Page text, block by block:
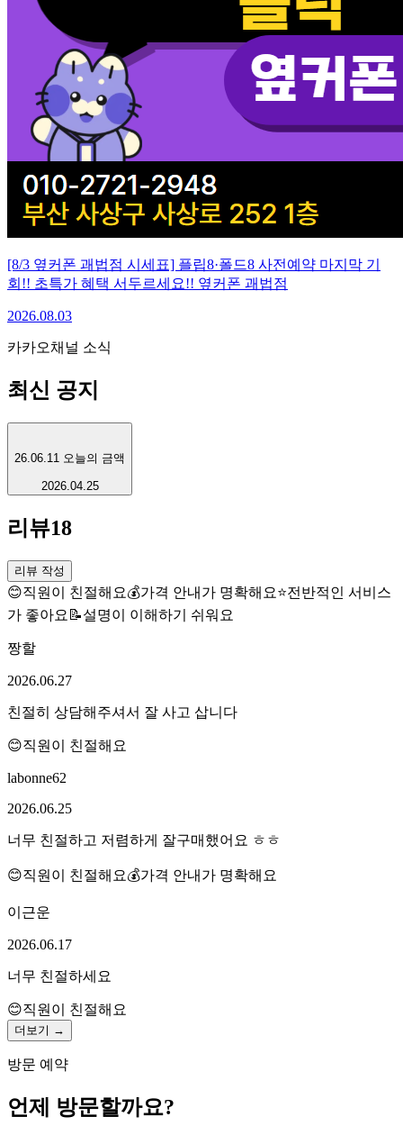
[8/3 옆커폰 괘법점 시세표] 플립8·폴드8 사전예약 마지막 기
회!! 초특가 혜택 서두르세요!! 옆커폰 괘법점
2026.08.03
카카오채널 소식
최신 공지
26.06.11 오늘의 금액
2026.04.25
리뷰18
리뷰 작성
😊직원이 친절해요💰가격 안내가 명확해요⭐전반적인 서비스
가 좋아요 📝설명이 이해하기 쉬워요
짱할
2026.06.27
친절히 상담해주셔서 잘 사고 삽니다
😊직원이 친절해요
labonne62
2026.06.25
너무 친절하고 저렴하게 잘구매했어요 ㅎㅎ
😊직원이 친절해요💰가격 안내가 명확해요
이근운
2026.06.17
너무 친절하세요
😊직원이 친절해요
더보기 →
방문 예약
언제 방문할까요?